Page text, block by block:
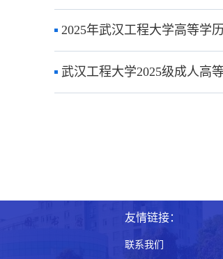
2025年武汉工程大学高等学
武汉工程大学2025级成人高
友情链接：
联系我们